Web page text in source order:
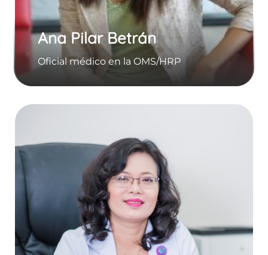
Ana Pilar Betrán
Oficial médico en la OMS/HRP